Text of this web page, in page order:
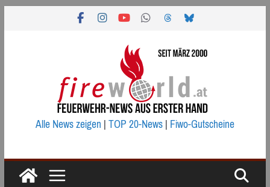
Alle News zeigen|TOP 20-News|Fiwo-Gutscheine